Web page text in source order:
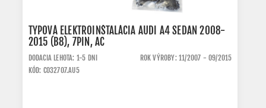
TYPOVÁ ELEKTROINŠTALÁCIA AUDI A4 SEDAN 2008-
2015 (B8), 7PIN, AC
DODACIA LEHOTA: 1-5 DNI
ROK VÝROBY: 11/2007 - 09/2015
KÓD: C032707.AU5